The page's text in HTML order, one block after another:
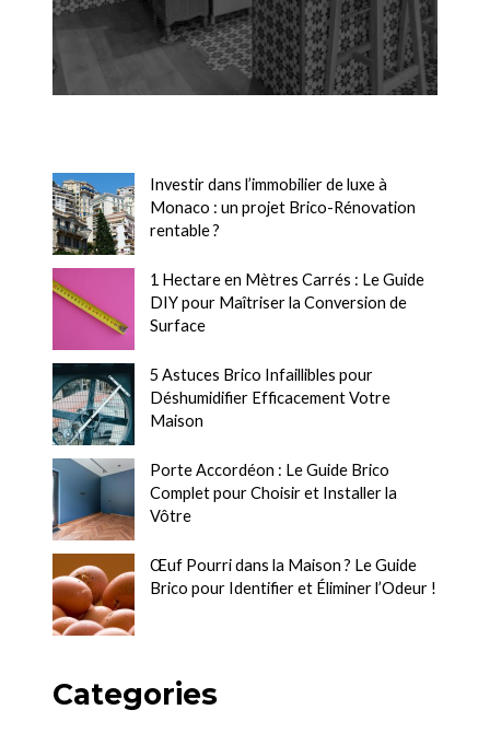
Investir dans l’immobilier de luxe à
Monaco : un projet Brico-Rénovation
rentable ?
1 Hectare en Mètres Carrés : Le Guide
DIY pour Maîtriser la Conversion de
Surface
5 Astuces Brico Infaillibles pour
Déshumidifier Efficacement Votre
Maison
Porte Accordéon : Le Guide Brico
Complet pour Choisir et Installer la
Vôtre
Œuf Pourri dans la Maison ? Le Guide
Brico pour Identifier et Éliminer l’Odeur !
Categories